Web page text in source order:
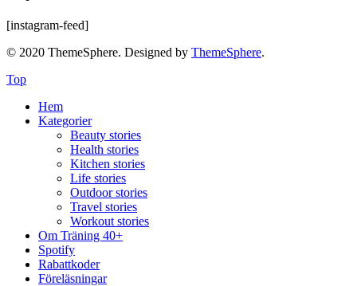
[instagram-feed]
© 2020 ThemeSphere. Designed by ThemeSphere.
Top
Hem
Kategorier
Beauty stories
Health stories
Kitchen stories
Life stories
Outdoor stories
Travel stories
Workout stories
Om Träning 40+
Spotify
Rabattkoder
Föreläsningar